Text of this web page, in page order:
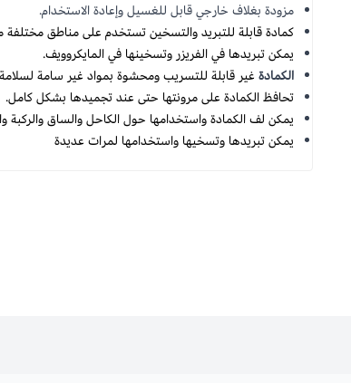
مزودة بغلاف خارجي قابل للغسيل وإعادة الاستخدام.
كمادة قابلة للتبريد والتسخين تستخدم على مناطق
يمكن تبريدها في الفريزر وتسخينها في المايكروويف.
الكمادة غير قابلة للتسريب ومحشوة بمواد غير سامة
تحافظ الكمادة على مرونتها حتى عند تجميدها بشكل كامل.
يمكن لف الكمادة واستخدامها حول الكاحل والساق والركبة
يمكن تبريدها وتسخيها واستخدامها لمرات عديدة